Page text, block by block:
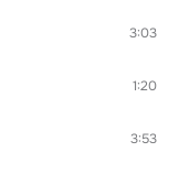
3:03
1:20
3:53